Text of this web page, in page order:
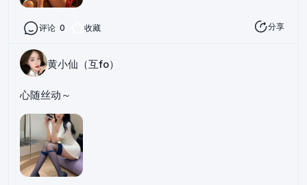
评论 0 收藏 分享
黄小仙（互fo）
心随丝动～